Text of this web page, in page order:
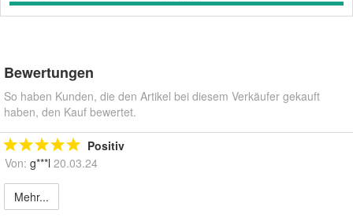
Bewertungen
So haben Kunden, die den Artikel bei diesem Verkäufer gekauft
haben, den Kauf bewertet.
Positiv
Von: g***l 20.03.24
Mehr...